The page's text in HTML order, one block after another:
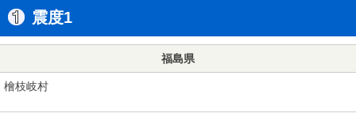
震度1
福島県
檜枝岐村